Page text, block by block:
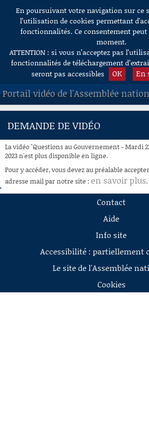
Aller au contenu
En poursuivant votre navigation sur ce
l’utilisation de cookies permettant
fonctionnalités. Ce consentement
moment.
ATTENTION : si vous n’acceptez pas
fonctionnalités de téléchargement
seront pas accessibles
OK En
Portail vidéo de l'Assemblée
ACCUEIL
À LA DEMANDE
RECHERCHE
AIDE À LA DÉCOUPE
DEMANDE DE VIDÉO
La vidéo "Questions au Gouvernement - Mardi
2023 n'est plus disponible en ligne.
Pour y accéder, vous devez au préalable
adresse mail par notre site : en savoir plus.
Contact
Aide
Info site
Accessibilité : partiellement
Le site de l'Assemblée
Cookies